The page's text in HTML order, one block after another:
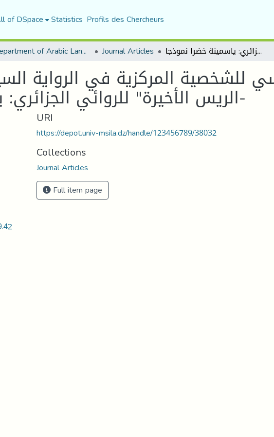
of DSpace Statistics Profils des Chercheurs
Department of Arabic Language and Literature Journal Articles البعد النفسي للشخصية المركزية في الرواية السيرغيرية" -رواية " ليلة الريس الأخيرة" للروائي الجزائري: ياسمينة خضرا نموذجا-
للشخصية المركزية في الرواية
الريس الأخيرة" للروائي الجزائري: ياسمينة خضرا نموذجا-
URI
https://depot.univ-msila.dz/handle/123456789/38032
Collections
Journal Articles
Full item page